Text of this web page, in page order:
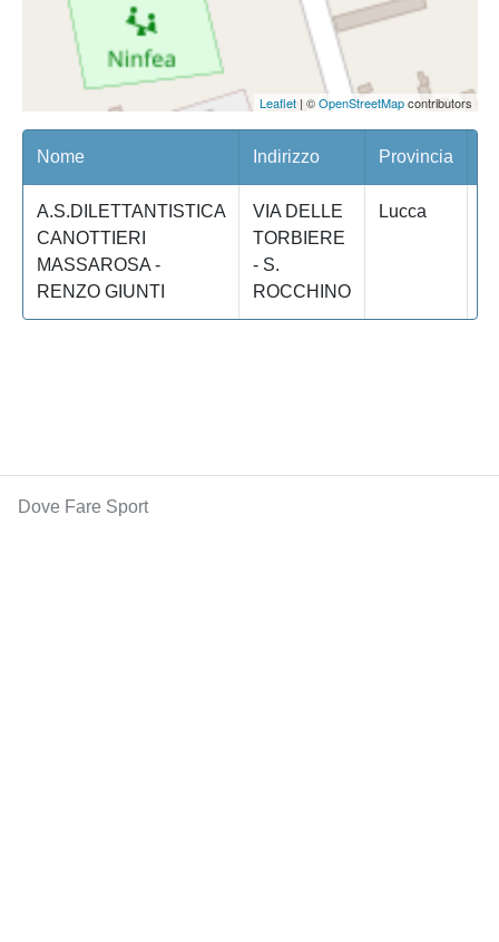
Leaflet| ©OpenStreetMapcontributors
Nome Indirizzo Provincia
A.S.DILETTANTISTICA
CANOTTIERI
MASSAROSA -
RENZO GIUNTI
VIA DELLE
TORBIERE
- S.
ROCCHINO
Lucca
Dove Fare Sport